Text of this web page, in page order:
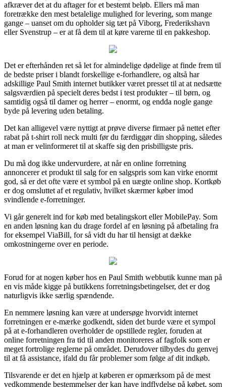
afkræver det at du aftager for et bestemt beløb. Ellers må man
foretrække den mest betalelige mulighed for levering, som mange
gange – uanset om du opholder sig tæt på Viborg, Frederikshavn
eller Svenstrup – er at få dem til at køre varerne til en pakkeshop.
Det er efterhånden ret så let for almindelige dødelige at finde frem til
de bedste priser i blandt forskellige e-forhandlere, og altså har
adskillige Paul Smith internet butikker været presset til at at nedsætte
salgsværdien på specielt deres bedst i test produkter – til børn, og
samtidig også til damer og herrer – enormt, og endda nogle gange
byde på levering uden betaling.
Det kan alligevel være nyttigt at prøve diverse firmaer på nettet efter
rabat på t-shirt roll neck multi før du færdiggør din shopping, således
at man er velinformeret til at skaffe sig den prisbilligste pris.
Du må dog ikke undervurdere, at når en online forretning
annoncerer et produkt til salg for en salgspris som kan virke enormt
god, så er det ofte være et symbol på en uægte online shop. Kortkøb
er dog omsluttet af et regulativ, hvilket skærmer køber imod
svindlende e-forretninger.
Vi går generelt ind for køb med betalingskort eller MobilePay. Som
en anden løsning kan du drage fordel af en løsning på afbetaling fra
for eksempel ViaBill, for så vidt du har til hensigt at dække
omkostningerne over en periode.
Forud for at nogen køber hos en Paul Smith webbutik kunne man på
en vis måde kigge på butikkens forretningsbetingelser, det er dog
naturligvis ikke særlig spændende.
En nemmere løsning kan være at undersøge hvorvidt internet
forretningen er e-mærke godkendt, siden det burde være et sympol
på at e-forhandleren overholder de opstillede regler, foruden at
online forretningen fra tid til anden monitoreres af fagfolk som er
meget fortrolige reglerne på området. Derudover tilbydes du genvej
til at få assistance, ifald du får problemer som følge af dit indkøb.
Tilsvarende er det en hjælp at køberen er opmærksom på de mest
vedkommende bestemmelser der kan have indflydelse på købet, som